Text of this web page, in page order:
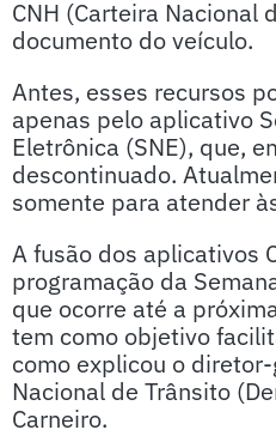
CNH (Carteira Nacional
documento do veículo.
Antes, esses recursos
apenas pelo aplicativo
Eletrônica (SNE), que,
descontinuado.
somente para atender
A fusão dos aplicativos
programação da
que ocorre até a
tem como objetivo
como explicou o
Nacional de Trânsito
Carneiro.